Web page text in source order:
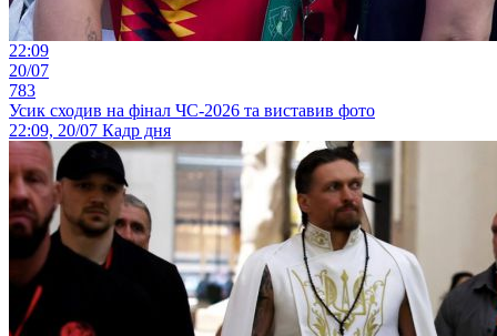
22:09
20/07
783
Усик сходив на фінал ЧС-2026 та виставив фото
22:09, 20/07 Кадр дня